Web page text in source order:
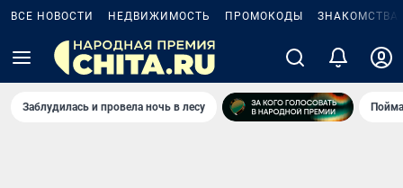
ВСЕ НОВОСТИ НЕДВИЖИМОСТЬ ПРОМОКОДЫ ЗНАКОМСТВА
Заблудилась и провела ночь в лесу